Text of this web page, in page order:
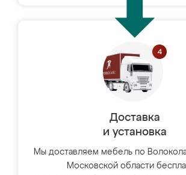
Доставка
и установка
Мы доставляем мебель по
Московской области